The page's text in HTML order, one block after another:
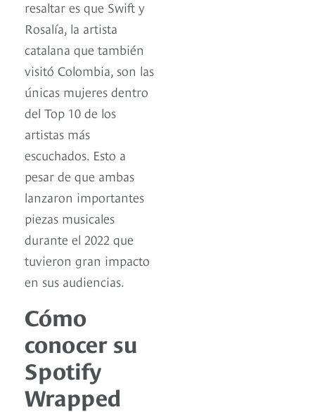
resaltar es que Swift y
Rosalía, la artista
catalana que también
visitó Colombia, son las
únicas mujeres dentro
del Top 10 de los
artistas más
escuchados. Esto a
pesar de que ambas
lanzaron importantes
piezas musicales
durante el 2022 que
tuvieron gran impacto
en sus audiencias.
Cómo
conocer su
Spotify
Wrapped